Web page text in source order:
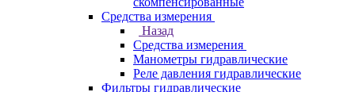
Средства измерения
Назад
Средства измерения
Манометры гидравлические
Реле давления гидравлические
Фильтры гидравлические